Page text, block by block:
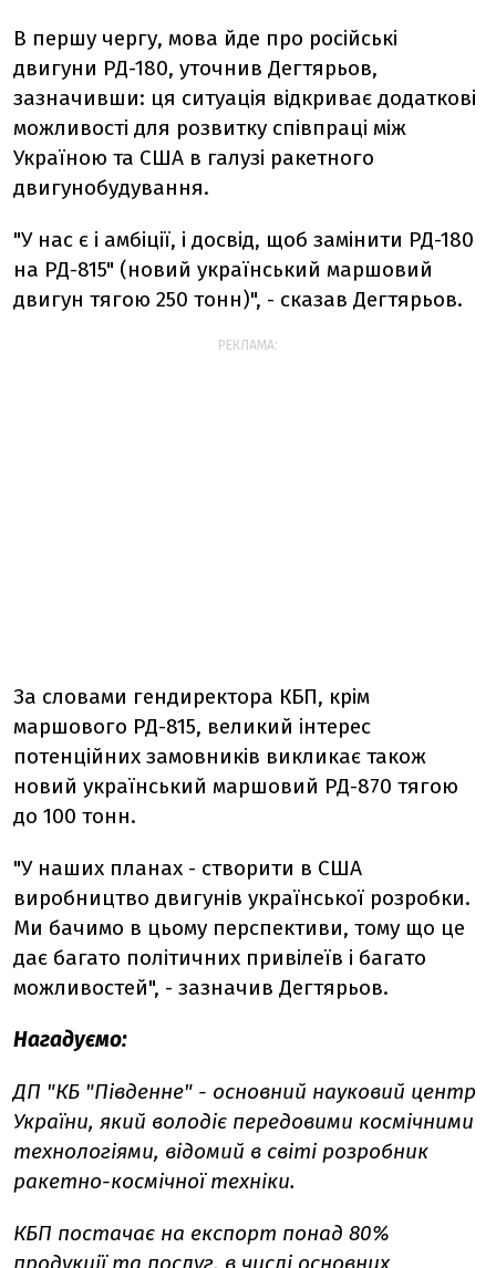
В першу чергу, мова йде про російські
двигуни РД-180, уточнив Дегтярьов,
зазначивши: ця ситуація відкриває додаткові
можливості для розвитку співпраці між
Україною та США в галузі ракетного
двигунобудування.
"У нас є і амбіції, і досвід, щоб замінити РД-180
на РД-815" (новий український маршовий
двигун тягою 250 тонн)", - сказав Дегтярьов.
РЕКЛАМА:
За словами гендиректора КБП, крім
маршового РД-815, великий інтерес
потенційних замовників викликає також
новий український маршовий РД-870 тягою
до 100 тонн.
"У наших планах - створити в США
виробництво двигунів української розробки.
Ми бачимо в цьому перспективи, тому що це
дає багато політичних привілеїв і багато
можливостей", - зазначив Дегтярьов.
Нагадуємо:
ДП "КБ "Південне" - основний науковий центр
України, який володіє передовими космічними
технологіями, відомий в світі розробник
ракетно-космічної техніки.
КБП постачає на експорт понад 80%
продукції та послуг, в числі основних